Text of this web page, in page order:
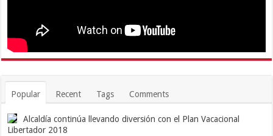
Popular Recent Tags Comments
Alcaldía continúa llevando diversión con el Plan Vacacional
Libertador 2018